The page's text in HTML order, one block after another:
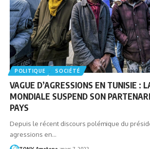
POLITIQUE SOCIÉTÉ
VAGUE D’AGRESSIONS EN TUNISIE :
MONDIALE SUSPEND SON
PAYS
Depuis le récent discours polémique du
agressions en…